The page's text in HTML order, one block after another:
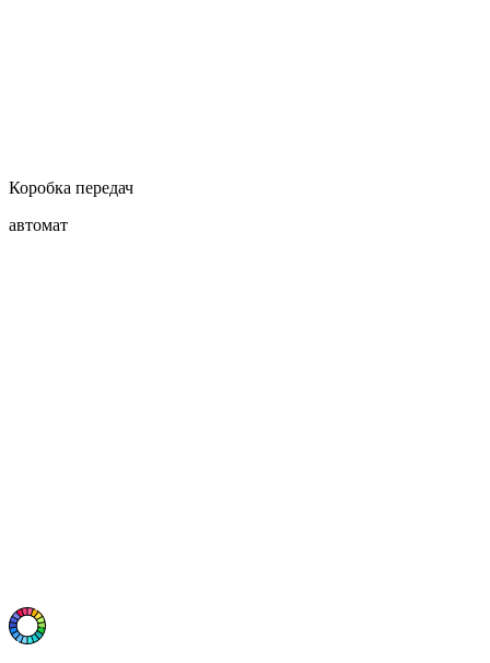
Коробка передач
автомат